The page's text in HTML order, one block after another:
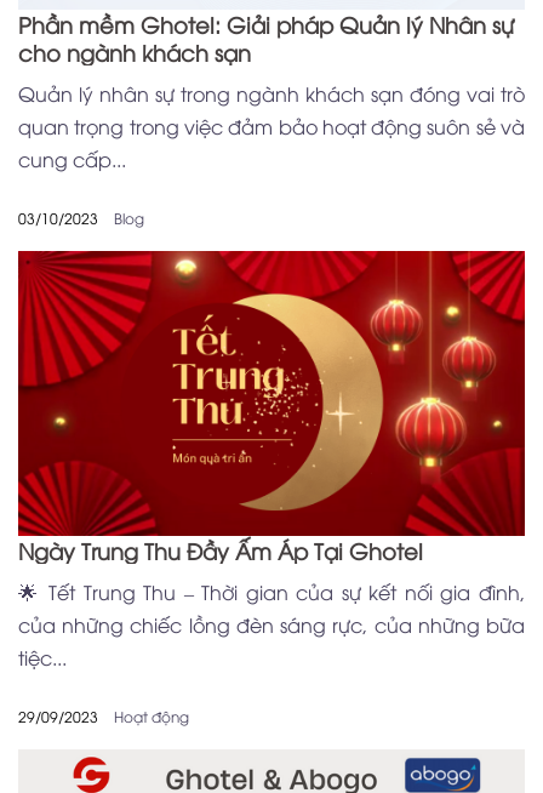
Phần mềm Ghotel: Giải pháp Quản lý Nhân sự
cho ngành khách sạn
Quản lý nhân sự trong ngành khách sạn đóng vai trò
quan trọng trong việc đảm bảo hoạt động suôn sẻ và
cung cấp...
03/10/2023 Blog
Ngày Trung Thu Đầy Ấm Áp Tại Ghotel
🌟 Tết Trung Thu – Thời gian của sự kết nối gia đình,
của những chiếc lồng đèn sáng rực, của những bữa
tiệc...
29/09/2023 Hoạt động